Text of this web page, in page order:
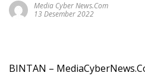
Media Cyber News.Com
13 Desember 2022
BINTAN –